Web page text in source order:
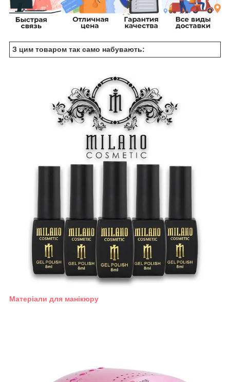
З цим товаром так само набувають:
Матеріали для манікюру